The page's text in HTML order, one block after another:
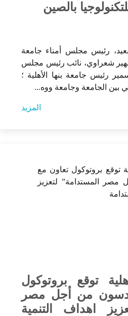
بالصين
رئيس مجلس أمناء جامعة
سهير شعراوي، نائب رئيس مجلس
سمير رئيس جامعة بنها الأهلية ؛
بين الجامعة وجامعة ووه...
المزيد
توقع بروتوكول
من أجل مصر
اهداف التنمية